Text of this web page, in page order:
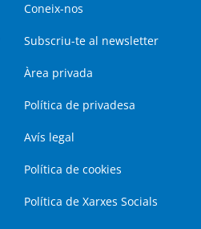
Coneix-nos
Subscriu-te al newsletter
Àrea privada
Política de privadesa
Avís legal
Política de cookies
Política de Xarxes Socials